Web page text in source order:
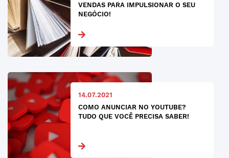
VENDAS PARA IMPULSIONAR O SEU
NEGÓCIO!
14.07.2021
COMO ANUNCIAR NO YOUTUBE?
TUDO QUE VOCÊ PRECISA SABER!